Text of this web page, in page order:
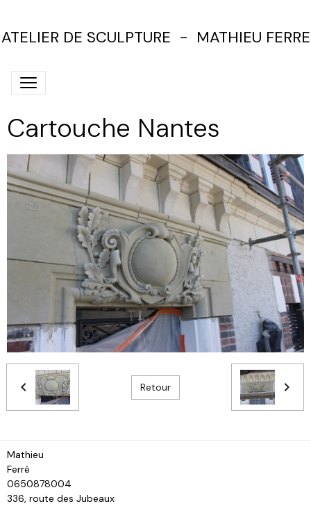
ATELIER DE SCULPTURE - MATHIEU FERRE
Cartouche Nantes
Retour
Mathieu
0650878004
336, route des Jubeaux